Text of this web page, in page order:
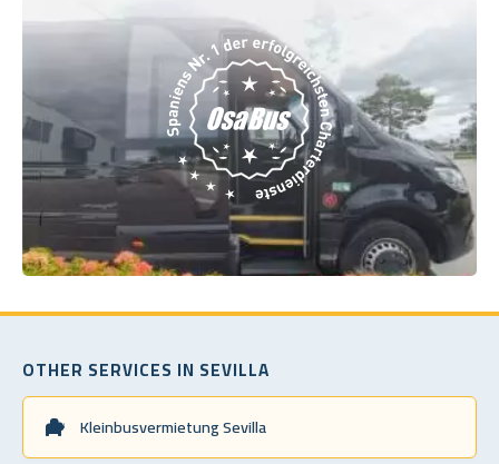
OTHER SERVICES IN SEVILLA
Kleinbusvermietung Sevilla